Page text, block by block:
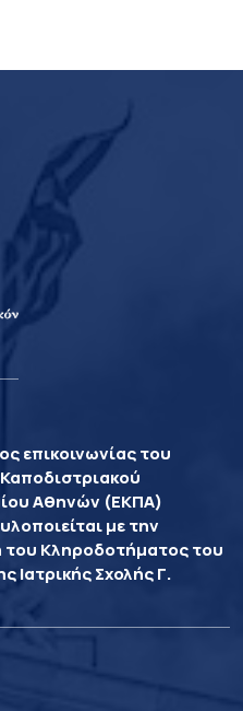
επικοινωνίας του
Αθηνών (ΕΚΠΑ)
με την
του Κληροδοτήματος του
Ιατρικής Σχολής Γ.